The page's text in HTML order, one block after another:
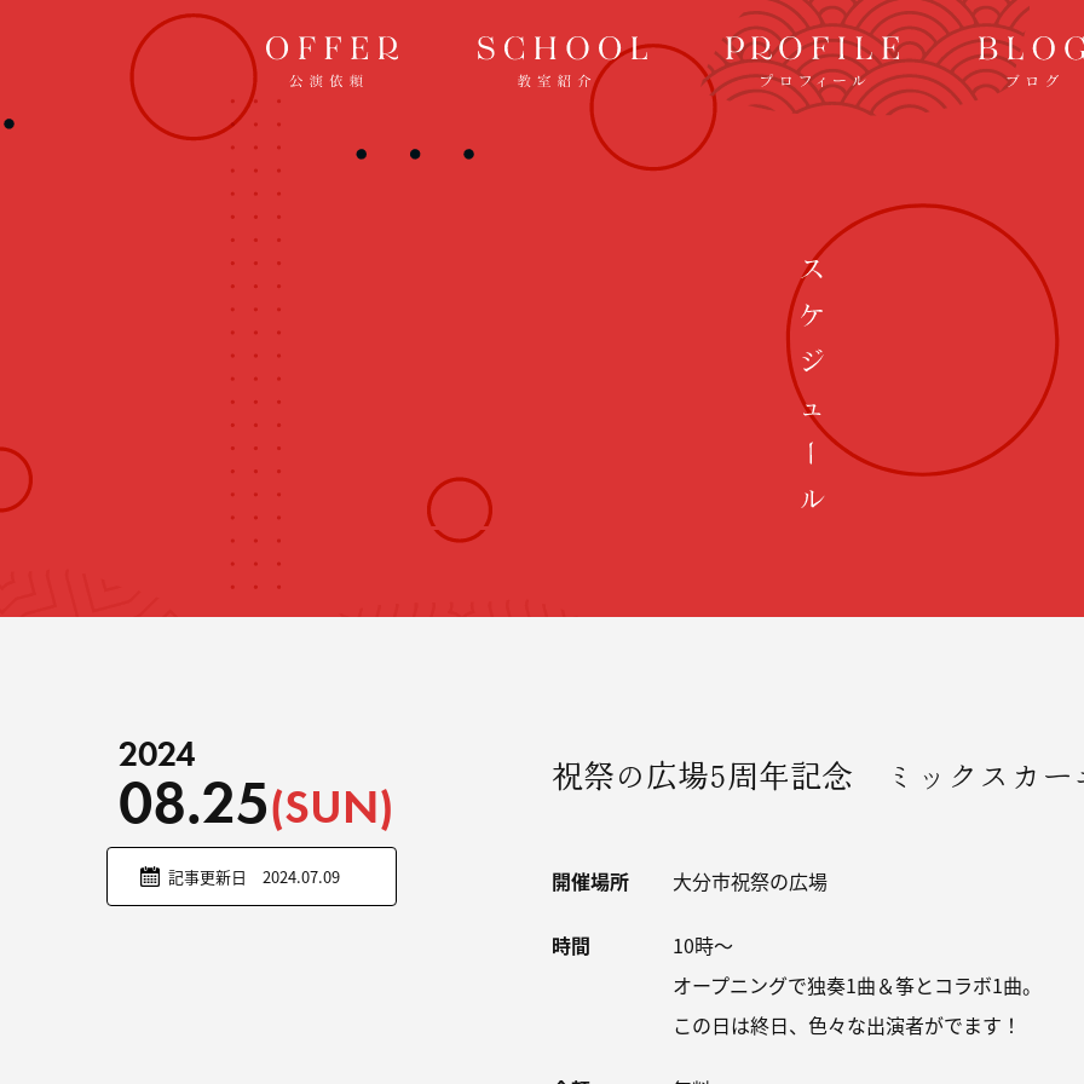
2024
08.25(SUN)
記事更新日 2024.07.09
祝祭の広場5周年記念 ミックスカー
開催場所 大分市祝祭の広場
時間
10時～
オープニングで独奏1曲＆筝とコラボ1曲。
この日は終日、色々な出演者がでます！